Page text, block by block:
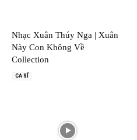
Nhạc Xuân Thúy Nga | Xuân
Này Con Không Về
Collection
CA SĨ